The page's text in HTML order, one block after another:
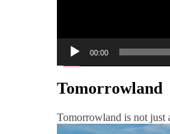
00:00
Tomorrowland
Tomorrowland is not just